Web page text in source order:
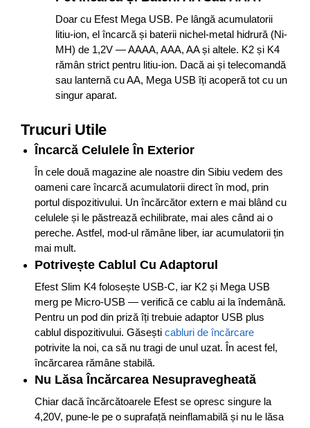
Doar cu Efest Mega USB. Pe lângă acumulatorii
litiu-ion, el încarcă și baterii nichel-metal hidrură (Ni-
MH) de 1,2V — AAAA, AAA, AA și altele. K2 și K4
rămân strict pentru litiu-ion. Dacă ai și telecomandă
sau lanternă cu AA, Mega USB îți acoperă tot cu un
singur aparat.
Trucuri Utile
Încarcă Celulele În Exterior
În cele două magazine ale noastre din Sibiu vedem des
oameni care încarcă acumulatorii direct în mod, prin
portul dispozitivului. Un încărcător extern e mai blând cu
celulele și le păstrează echilibrate, mai ales când ai o
pereche. Astfel, mod-ul rămâne liber, iar acumulatorii țin
mai mult.
Potrivește Cablul Cu Adaptorul
Efest Slim K4 folosește USB-C, iar K2 și Mega USB
merg pe Micro-USB — verifică ce cablu ai la îndemână.
Pentru un pod din priză îți trebuie adaptor USB plus
cablul dispozitivului. Găsești cabluri de încărcare
potrivite la noi, ca să nu tragi de unul uzat. În acest fel,
încărcarea rămâne stabilă.
Nu Lăsa Încărcarea Nesupravegheată
Chiar dacă încărcătoarele Efest se opresc singure la
4,20V, pune-le pe o suprafață neinflamabilă și nu le lăsa